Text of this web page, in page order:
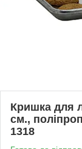
Кришка для
см.,
1318